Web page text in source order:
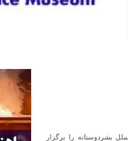
بشردوستانه را برگزار